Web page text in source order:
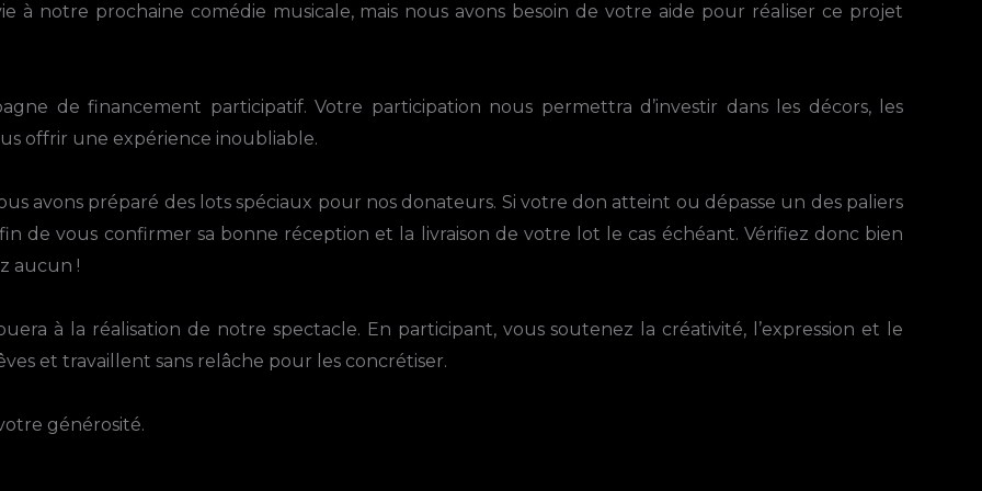
à notre prochaine comédie musicale, mais nous avons besoin de votre aide pour réaliser ce projet
de financement participatif. Votre participation nous permettra d’investir dans les décors, les
offrir une expérience inoubliable.
avons préparé des lots spéciaux pour nos donateurs. Si votre don atteint ou dépasse un des paliers
de vous confirmer sa bonne réception et la livraison de votre lot le cas échéant. Vérifiez donc bien
aucun !
à la réalisation de notre spectacle. En participant, vous soutenez la créativité, l’expression et le
et travaillent sans relâche pour les concrétiser.
générosité.